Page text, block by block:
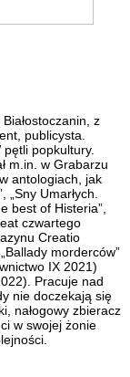
z
publicysta.
pętli popkultury.
m.in. w Grabarzu
antologiach, jak
„Sny Umarłych.
best of Histeria”,
czwartego
Creatio
morderców”
IX 2021)
Pracuje nad
nie doczekają się
nałogowy zbieracz
w swojej żonie